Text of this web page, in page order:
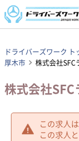
ドライバーズワーク ト
厚木市
株式会社SFC
株式会社
この求人
この求人